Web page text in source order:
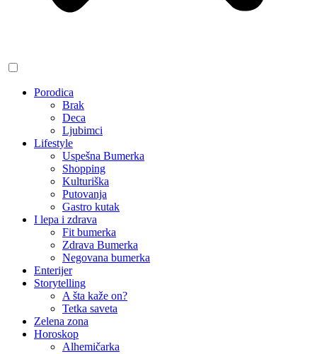
Porodica
Brak
Deca
Ljubimci
Lifestyle
Uspešna Bumerka
Shopping
Kulturiška
Putovanja
Gastro kutak
I lepa i zdrava
Fit bumerka
Zdrava Bumerka
Negovana bumerka
Enterijer
Storytelling
A šta kaže on?
Tetka saveta
Zelena zona
Horoskop
Alhemičarka